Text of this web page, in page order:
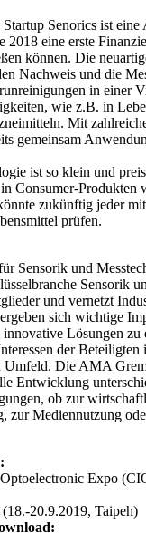
Senorics ist
2018 eine erste
können. Die
Nachweis und die
in einer
wie z.B. in
Mit
gemeinsam
ist so klein und
Consumer-Produkten
zukünftig jeder
prüfen.
Sensorik und
Sensorik
und vernetzt
sich wichtige
innovative Lösungen
der Beteiligten
Umfeld. Die AMA
Entwicklung
ob zur
zur Mediennutzung
Expo
20.9.2019, Taipeh)